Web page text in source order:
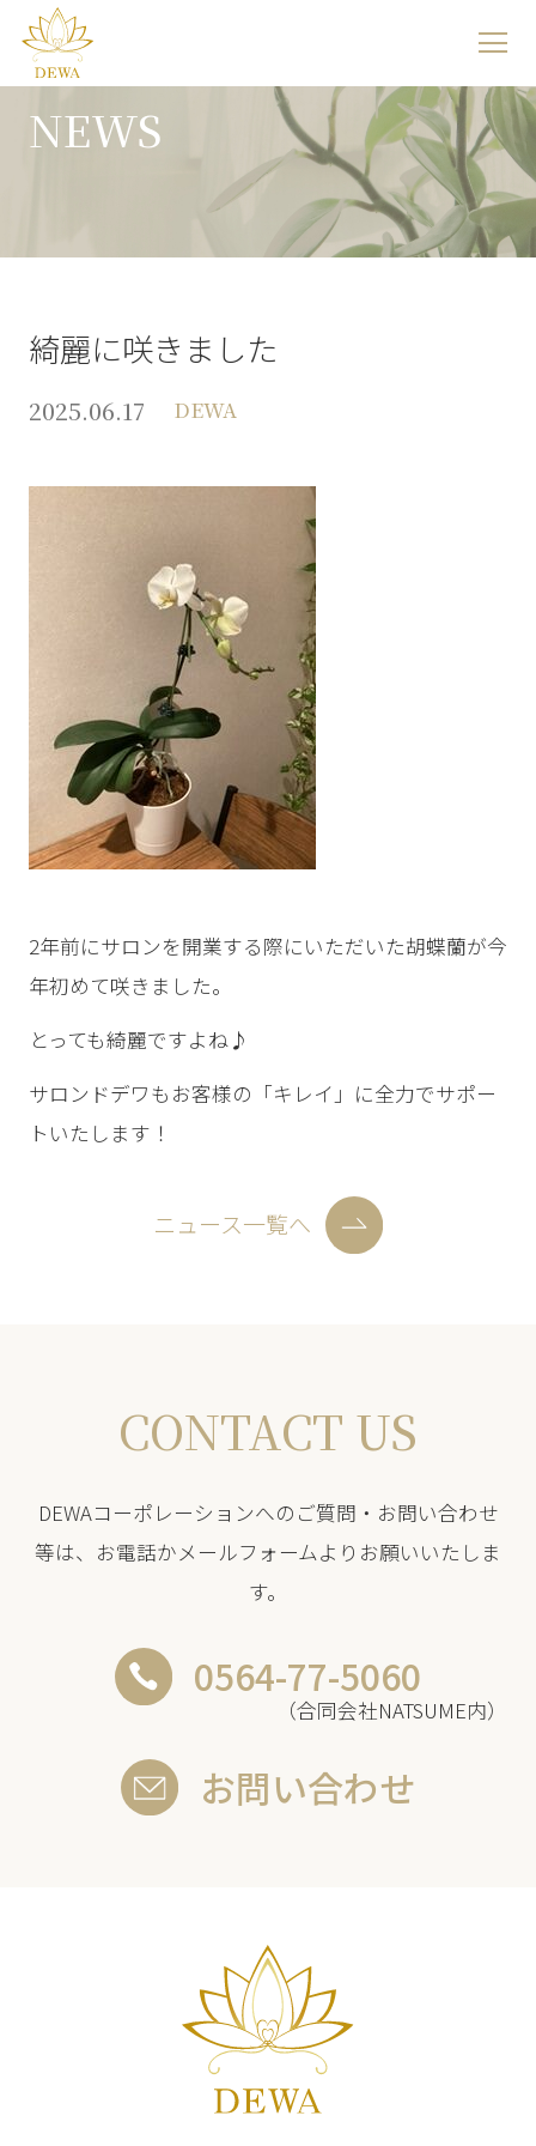
NEWS
綺麗に咲きました
2025.06.17 DEWA
2年前にサロンを開業する際にいただいた胡蝶蘭が今
年初めて咲きました。
とっても綺麗ですよね♪
サロンドデワもお客様の「キレイ」に全力でサポー
トいたします！
ニュース一覧へ
CONTACT US
DEWAコーポレーションへのご質問・お問い合わせ
等は、お電話かメールフォームよりお願いいたしま
す。
0564-77-5060
（合同会社NATSUME内）
お問い合わせ
サ
イ
ト
メ
ュ